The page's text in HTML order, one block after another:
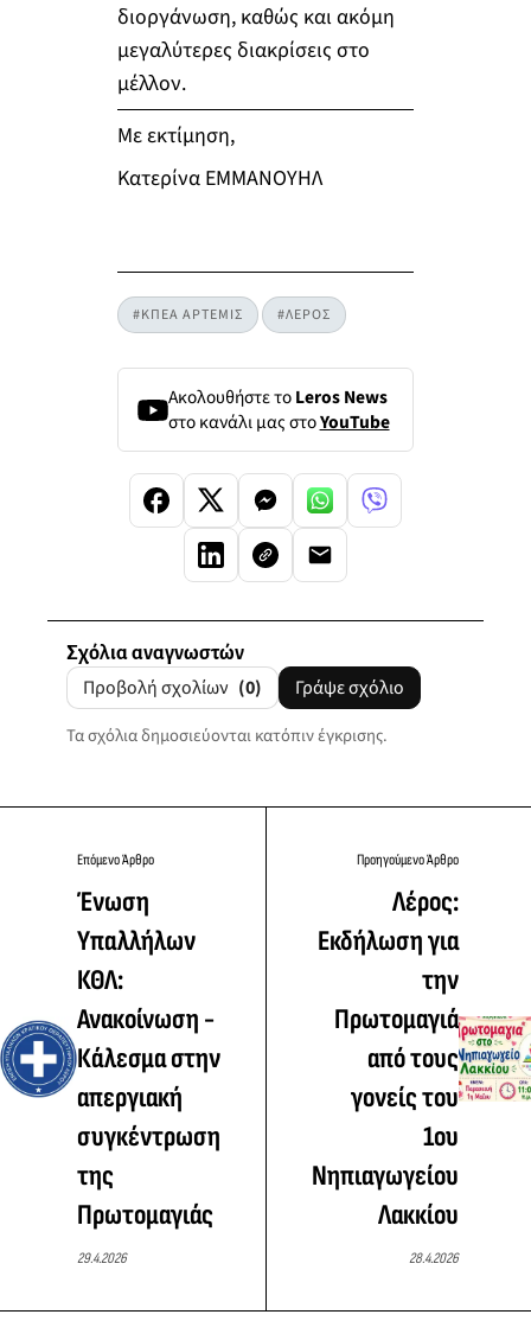
διοργάνωση, καθώς και ακόμη
μεγαλύτερες διακρίσεις στο
μέλλον.
Με εκτίμηση,
Κατερίνα ΕΜΜΑΝΟΥΗΛ
#ΚΠΕΑ ΑΡΤΕΜΙΣ #ΛΕΡΟΣ
Ακολουθήστε τοLeros News
στο κανάλι μας στοYouTube
Σχόλια αναγνωστών
Προβολή σχολίων (0) Γράψε σχόλιο
Τα σχόλια δημοσιεύονται κατόπιν έγκρισης.
Επόμενο Άρθρο
Ένωση
Υπαλλήλων
ΚΘΛ:
Ανακοίνωση -
Κάλεσμα στην
απεργιακή
συγκέντρωση
της
Πρωτομαγιάς
29.4.2026
Προηγούμενο Άρθρο
Λέρος:
Εκδήλωση για
την
Πρωτομαγιά
από τους
γονείς του
1ου
Νηπιαγωγείου
Λακκίου
28.4.2026